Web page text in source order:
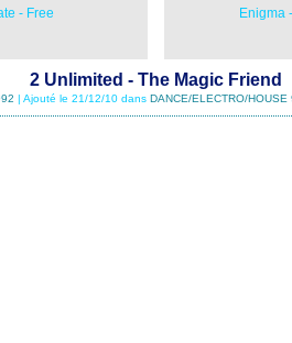
- Free Enigma
2 Unlimited - The Magic Friend
| Ajouté le 21/12/10 dans DANCE/ELECTRO/HOUSE